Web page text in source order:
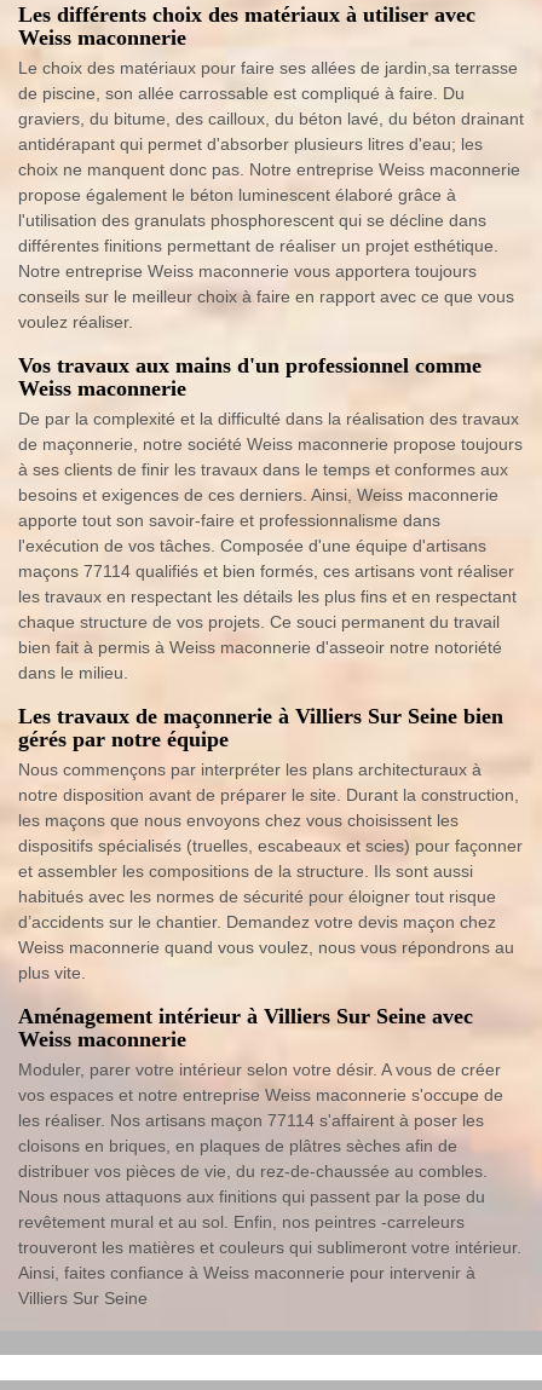
Les différents choix des matériaux à utiliser avec
Weiss maconnerie
Le choix des matériaux pour faire ses allées de jardin,sa terrasse
de piscine, son allée carrossable est compliqué à faire. Du
graviers, du bitume, des cailloux, du béton lavé, du béton drainant
antidérapant qui permet d'absorber plusieurs litres d'eau; les
choix ne manquent donc pas. Notre entreprise Weiss maconnerie
propose également le béton luminescent élaboré grâce à
l'utilisation des granulats phosphorescent qui se décline dans
différentes finitions permettant de réaliser un projet esthétique.
Notre entreprise Weiss maconnerie vous apportera toujours
conseils sur le meilleur choix à faire en rapport avec ce que vous
voulez réaliser.
Vos travaux aux mains d'un professionnel comme
Weiss maconnerie
De par la complexité et la difficulté dans la réalisation des travaux
de maçonnerie, notre société Weiss maconnerie propose toujours
à ses clients de finir les travaux dans le temps et conformes aux
besoins et exigences de ces derniers. Ainsi, Weiss maconnerie
apporte tout son savoir-faire et professionnalisme dans
l'exécution de vos tâches. Composée d'une équipe d'artisans
maçons 77114 qualifiés et bien formés, ces artisans vont réaliser
les travaux en respectant les détails les plus fins et en respectant
chaque structure de vos projets. Ce souci permanent du travail
bien fait à permis à Weiss maconnerie d'asseoir notre notoriété
dans le milieu.
Les travaux de maçonnerie à Villiers Sur Seine bien
gérés par notre équipe
Nous commençons par interpréter les plans architecturaux à
notre disposition avant de préparer le site. Durant la construction,
les maçons que nous envoyons chez vous choisissent les
dispositifs spécialisés (truelles, escabeaux et scies) pour façonner
et assembler les compositions de la structure. Ils sont aussi
habitués avec les normes de sécurité pour éloigner tout risque
d’accidents sur le chantier. Demandez votre devis maçon chez
Weiss maconnerie quand vous voulez, nous vous répondrons au
plus vite.
Aménagement intérieur à Villiers Sur Seine avec
Weiss maconnerie
Moduler, parer votre intérieur selon votre désir. A vous de créer
vos espaces et notre entreprise Weiss maconnerie s'occupe de
les réaliser. Nos artisans maçon 77114 s'affairent à poser les
cloisons en briques, en plaques de plâtres sèches afin de
distribuer vos pièces de vie, du rez-de-chaussée au combles.
Nous nous attaquons aux finitions qui passent par la pose du
revêtement mural et au sol. Enfin, nos peintres -carreleurs
trouveront les matières et couleurs qui sublimeront votre intérieur.
Ainsi, faites confiance à Weiss maconnerie pour intervenir à
Villiers Sur Seine